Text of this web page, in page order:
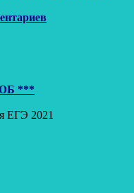
***
ЕГЭ 2021